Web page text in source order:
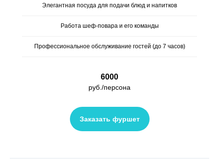
Элегантная посуда для подачи блюд и напитков
Работа шеф-повара и его команды
Профессиональное обслуживание гостей (до 7 часов)
6000
руб./персона
Заказать фуршет